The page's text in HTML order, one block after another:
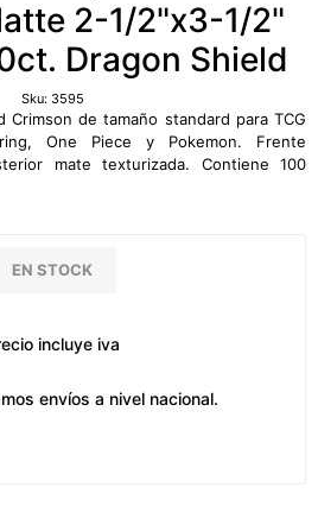
2-1/2"x3-1/2"
Dragon Shield
Sku: 3595
Crimson de tamaño standard para TCG
One Piece y Pokemon. Frente
mate texturizada. Contiene 100
EN STOCK
incluye iva
envíos a nivel nacional.